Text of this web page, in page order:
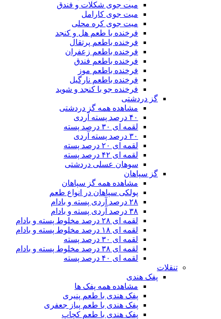
میت جوی شکلات و فندق
میت جوی کارامل
میت جوی کره محلی
فرخنده با طعم هل و کنجد
فرخنده باطعم پرتقال
فرخنده باطعم زعفران
فرخنده باطعم فندق
فرخنده باطعم موز
فرخنده باطعم نارگیل
فرخنده جو با کنجد و شوید
گز دردشتی
مشاهده همه گز دردشتی
۴۰ درصد پسته آردی
لقمه ای ۳۰ درصد پسته
۳۰ درصد پسته آردی
لقمه ای ۲۰ درصد پسته
لقمه ای ۴۲ درصد پسته
سوهان عسلی دردشتی
گز سپاهان
مشاهده همه گز سپاهان
پولکی سپاهان در انواع طعم
۲۸ درصد آردی پسته و بادام
۳۸ درصد آردی پسته و بادام
لقمه ای ۲۸ درصد مخلوط پسته و بادام
لقمه ای ۱۸ درصد مخلوط پسته و بادام
لقمه ای ۳۰ درصد پسته
لقمه ای ۳۸ درصد مخلوط پسته و بادام
لقمه ای ۴۰ درصد پسته
تنقلات
پفک هندی
مشاهده همه پفک ها
پفک هندی با طعم پنیری
پفک هندی با طعم پیاز جعفری
پفک هندی با طعم کچاپ